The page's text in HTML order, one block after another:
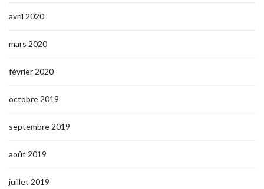
avril 2020
mars 2020
février 2020
octobre 2019
septembre 2019
août 2019
juillet 2019